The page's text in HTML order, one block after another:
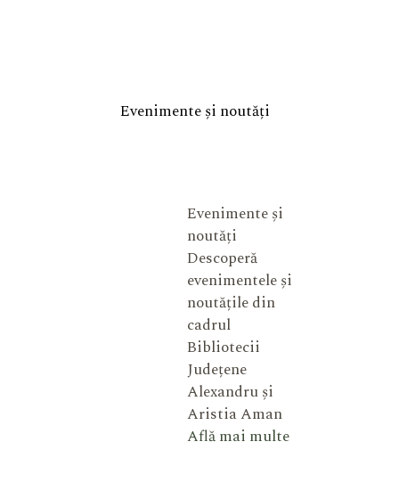
Evenimente și noutăți
Evenimente și
noutăți
Descoperă
evenimentele și
noutățile din
cadrul
Bibliotecii
Județene
Alexandru și
Aristia Aman
Află mai multe